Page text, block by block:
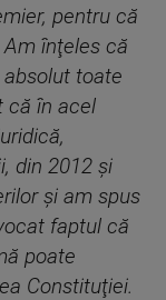
pentru că
înţeles că
toate
că în acel
din 2012 şi
şi am spus
faptul că
poate
Constituţiei.